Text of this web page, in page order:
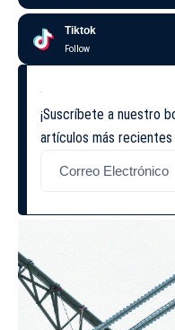
Tiktok
Follow
¡Suscríbete a nuestro
artículos más